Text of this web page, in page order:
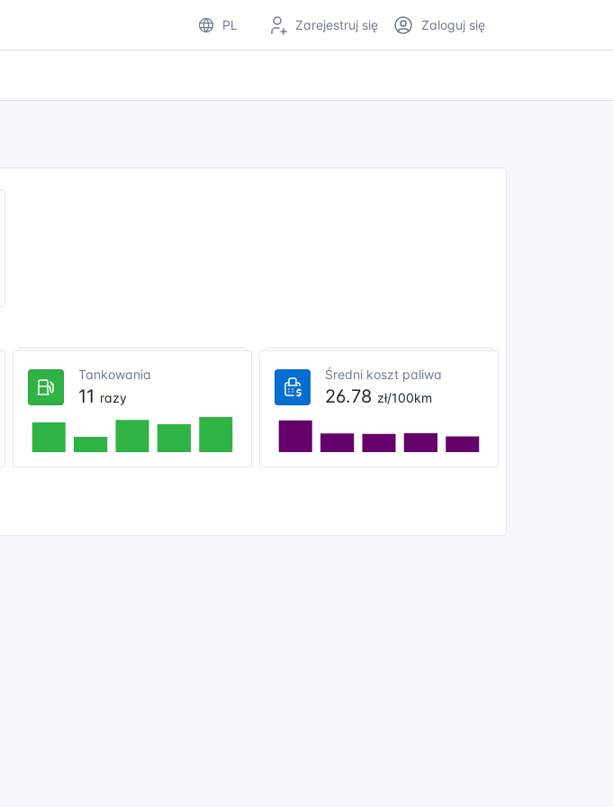
PL Zarejestruj się Zaloguj się
Tankowania
11 razy
Średni koszt paliwa
26.78zł/100km